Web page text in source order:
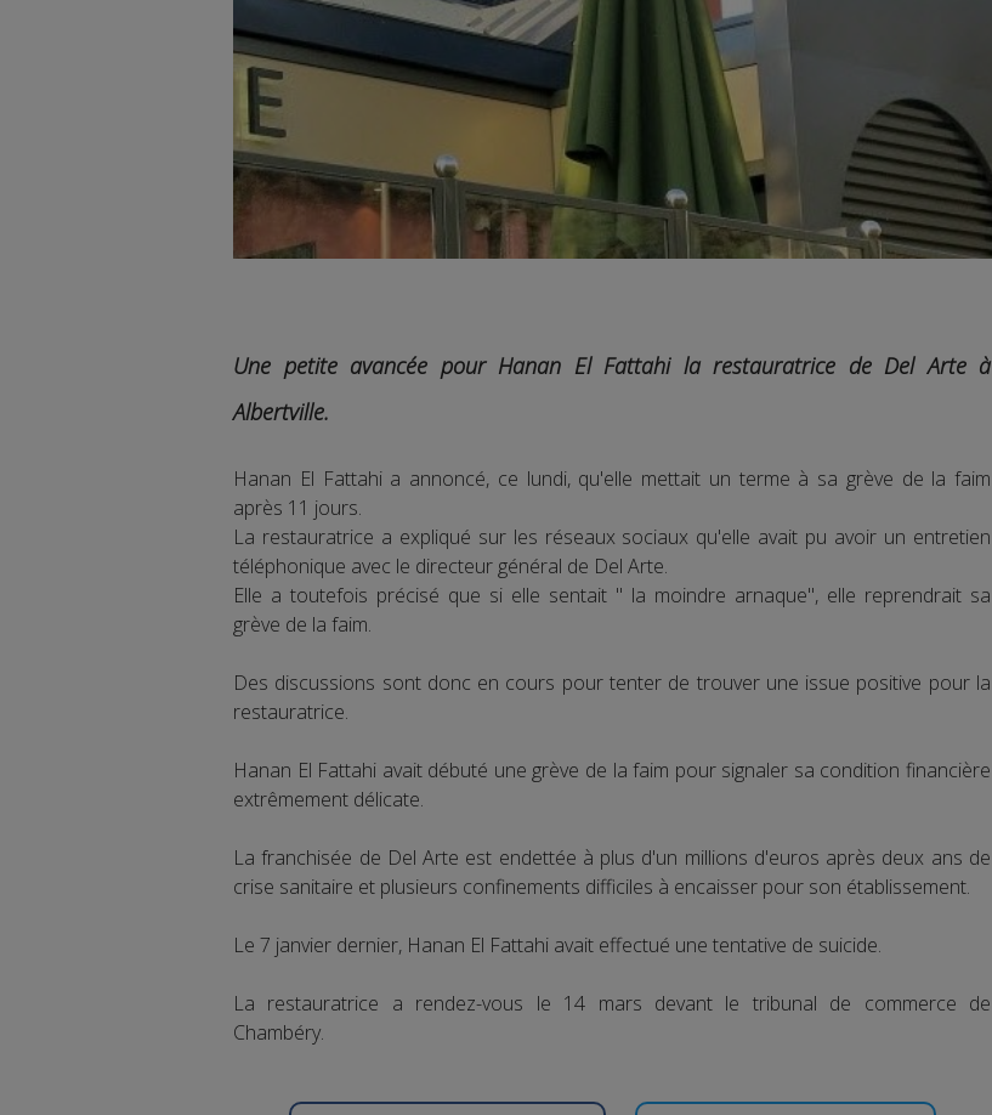
Une petite avancée pour Hanan El Fattahi la restauratrice de Del Arte à
Albertville.
Hanan El Fattahi a annoncé, ce lundi, qu'elle mettait un terme à sa grève de la faim
après 11 jours.
La restauratrice a expliqué sur les réseaux sociaux qu'elle avait pu avoir un entretien
téléphonique avec le directeur général de Del Arte.
Elle a toutefois précisé que si elle sentait " la moindre arnaque", elle reprendrait sa
grève de la faim.
Des discussions sont donc en cours pour tenter de trouver une issue positive pour la
restauratrice.
Hanan El Fattahi avait débuté une grève de la faim pour signaler sa condition financière
extrêmement délicate.
La franchisée de Del Arte est endettée à plus d'un millions d'euros après deux ans de
crise sanitaire et plusieurs confinements difficiles à encaisser pour son établissement.
Le 7 janvier dernier, Hanan El Fattahi avait effectué une tentative de suicide.
La restauratrice a rendez-vous le 14 mars devant le tribunal de commerce de
Chambéry.